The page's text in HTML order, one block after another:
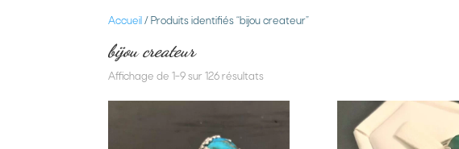
Accueil / Produits identifiés “bijou createur”
bijou createur
Affichage de 1–9 sur 126 résultats